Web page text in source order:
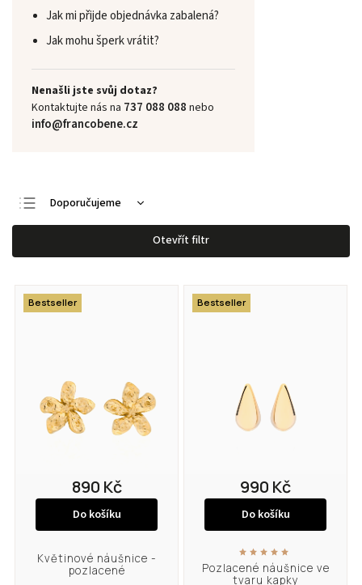
Jak mi přijde objednávka zabalená?
Jak mohu šperk vrátit?
Nenašli jste svůj dotaz?
Kontaktujte nás na 737 088 088 nebo
info@francobene.cz
Doporučujeme
Nejlevnější
Nejdražší
Nejprodávanější
Abecedně
Otevřít filtr
Bestseller
Květinové náušnice -
pozlacené
890 Kč
Do košíku
Bestseller
Pozlacené náušnice ve
tvaru kapky
990 Kč
Do košíku